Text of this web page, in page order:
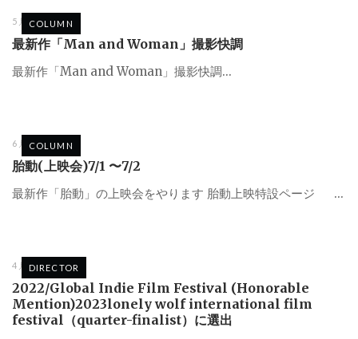
COLUMN
5月 26, 2024
最新作「Man and Woman」撮影快調
最新作「Man and Woman」撮影快調...
COLUMN
6月 3, 2023
胎動(上映会)7/1 〜7/2
最新作「胎動」の上映会をやります 胎動上映特設ページ ...
DIRECTOR
4月 29, 2023
2022/Global Indie Film Festival (Honorable
Mention)2023lonely wolf international film
festival（quarter-finalist）に選出